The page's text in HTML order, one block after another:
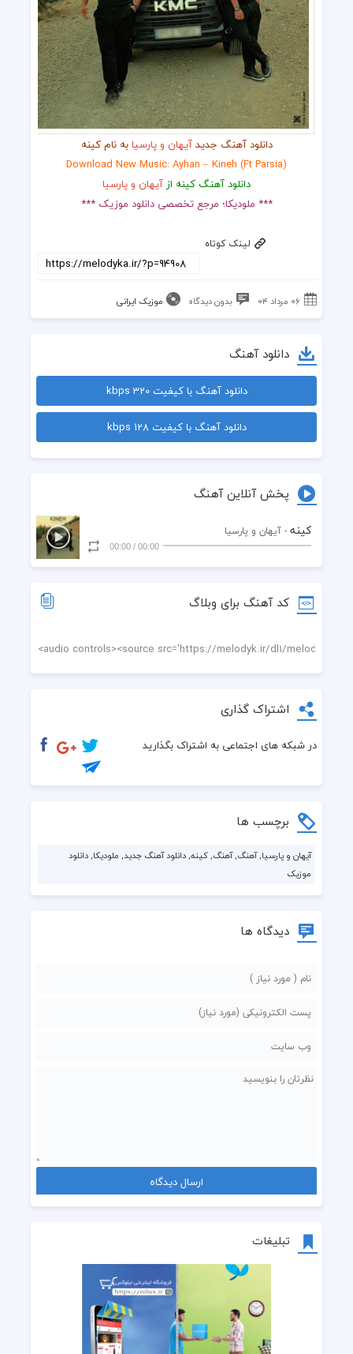
تبلیغات
دانلود آهنگ جدیدآیهان و پارسیابه نام کینه
Download New Music: Ayhan – Kineh (ft Parsia)
دانلود آهنگ کینه از آیهان و پارسیا
*** ملودیکا؛ مرجع تخصصی دانلود موزیک ***
لینک کوتاه
۰۶ مرداد ۰۴ بدون دیدگاه موزیک ایرانی
دانلود آهنگ
دانلود آهنگ با کیفیت 320 kbps
دانلود آهنگ با کیفیت 128 kbps
پخش آنلاین آهنگ
کینه - آیهان و پارسیا
00:00
/
00:00
کد آهنگ برای وبلاگ
اشتراک گذاری
در شبکه های اجتماعی به اشتراک بگذارید
برچسب ها
آیهان و پارسیا, آهنگ, آهنگ, کینه, دانلود آهنگ جدید, ملودیکا, دانلود
موزیک
دیدگاه ها